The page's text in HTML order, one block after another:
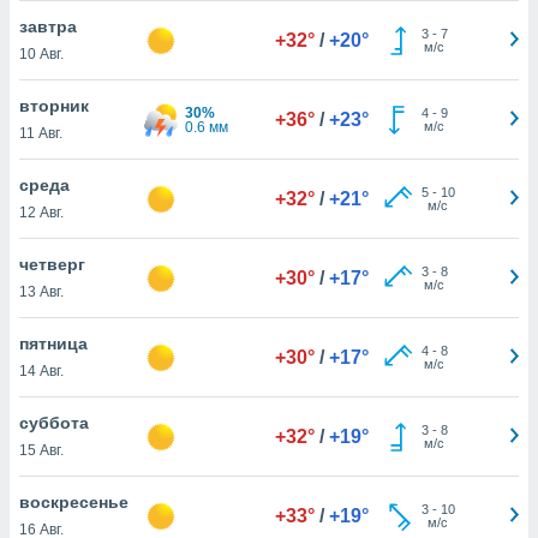
действия
на веб-
основе.
в нашей
cookie
cookie
в
нашего
ВЫ
завтра
10 Авг.
+32° / +20° 3- 7
м/с
вторник
11 Авг.
30%
0.6 мм
+36° / +23° 4- 9
м/с
среда
12 Авг.
+32° / +21° 5- 10
м/с
четверг
13 Авг.
+30° / +17° 3- 8
м/с
пятница
14 Авг.
+30° / +17° 4- 8
м/с
суббота
15 Авг.
+32° / +19° 3- 8
м/с
воскресенье
16 Авг.
+33° / +19° 3- 10
м/с